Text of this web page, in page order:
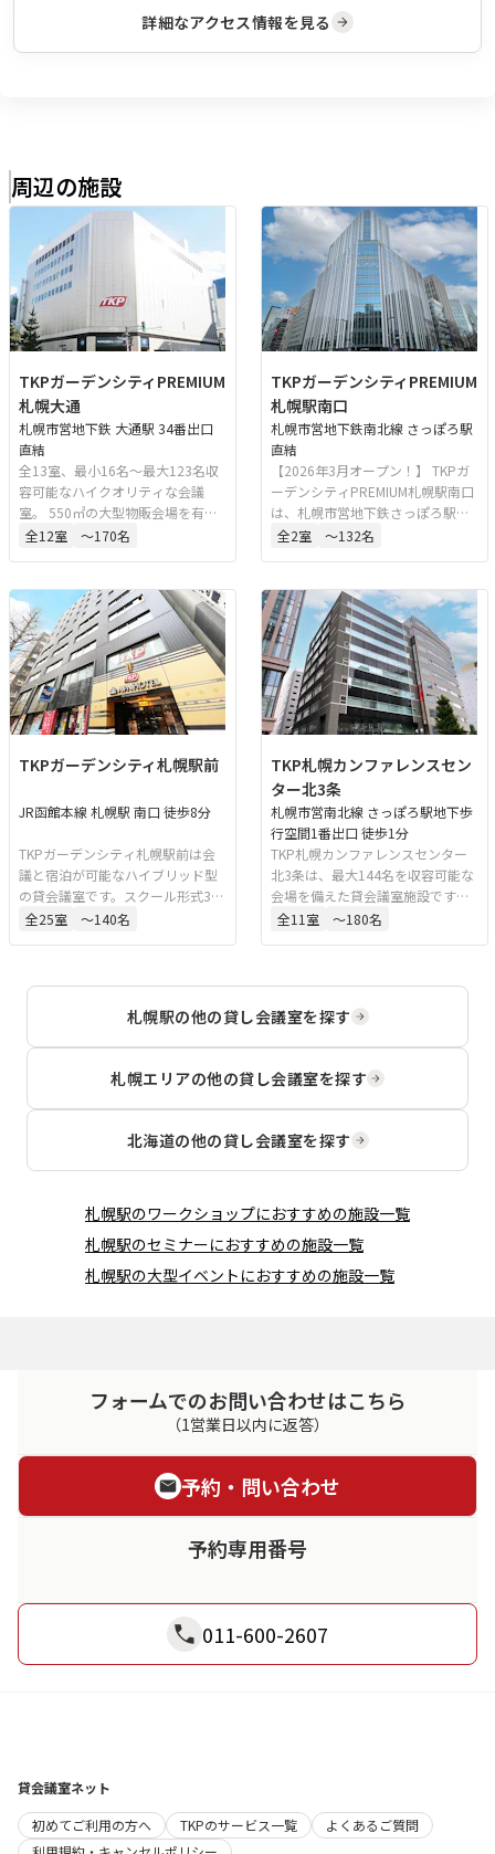
詳細なアクセス情報を見る
周辺の施設
TKPガーデンシティPREMIUM
札幌大通
札幌市営地下鉄 大通駅 34番出口
直結
全13室、最小16名～最大123名収
容可能なハイクオリティな会議
室。 550㎡の大型物販会場を有
し、地下鉄大通駅地下直結で天候
グ、懇親会、パーティーなど、
様々な利用シーンに対応可能で
す。 他にも各種イベントに最適な
多目的ホールを様々なバリエーシ
ョンでご用意しています。
全12室 〜170名
TKPガーデンシティPREMIUM
札幌駅南口
札幌市営地下鉄南北線 さっぽろ駅
直結
【2026年3月オープン！】 TKPガ
ーデンシティPREMIUM札幌駅南口
は、札幌市営地下鉄さっぽろ駅直
結の会議室施設です。 札幌の中心
には1か月から1年の短期プロジェ
クトオフィスとしてもご利用可能
な「fabbit札幌駅南口」も併設し
ております。
全2室 〜132名
TKPガーデンシティ札幌駅前
JR函館本線 札幌駅 南口 徒歩8分
TKPガーデンシティ札幌駅前は会
議と宿泊が可能なハイブリッド型
の貸会議室です。スクール形式3名
掛けで最大165名収容できる会議
全25室 〜140名
TKP札幌カンファレンスセン
ター北3条
札幌市営南北線 さっぽろ駅地下歩
行空間1番出口 徒歩1分
TKP札幌カンファレンスセンター
北3条は、最大144名を収容可能な
会場を備えた貸会議室施設です。7
階には60㎡前後の会場が4室あ
控室や衣装替えスペース、イベン
ト本部としての利用にも対応可能
会場もあり、ハイブリッド型WEB
セミナーのメイン会場としても適
全11 室 〜180名
札幌駅の他の貸し会議室を探す
札幌エリアの他の貸し会議室を探す
北海道の他の貸し会議室を探す
札幌駅のワークショップにおすすめの施設一覧
札幌駅のセミナーにおすすめの施設一覧
札幌駅の大型イベント におすすめの施設一覧
フォームでのお問い合わせはこちら
（1営業日以内に返答）
予約・問い合わせ
予約専用番号
011-600-2607
貸会議室ネット
初めてご利用の方へ
TKPのサービス一覧
よくあるご質問